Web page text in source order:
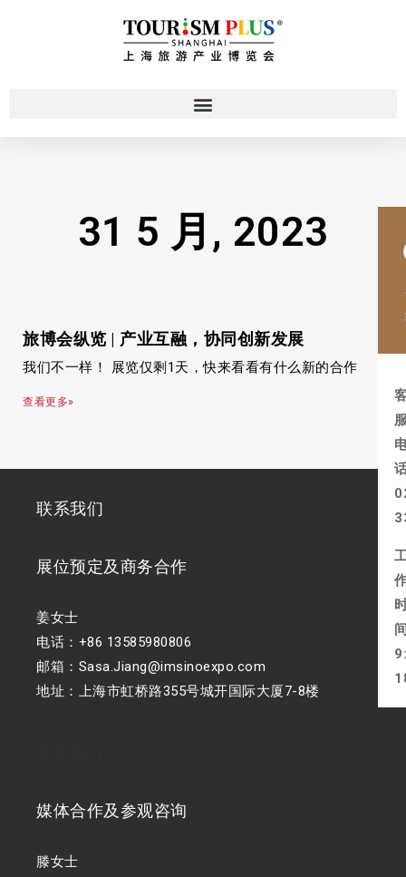
31 5 月, 2023
旅博会纵览 | 产业互融，协同创新发展
我们不一样！ 展览仅剩1天，快来看看有什么新的合作
查看更多»
联系我们
展位预定及商务合作
姜女士
电话：+86 13585980806
邮箱：Sasa.Jiang@imsinoexpo.com
地址：上海市虹桥路355号城开国际大厦7-8楼
媒体合作及参观咨询
滕女士